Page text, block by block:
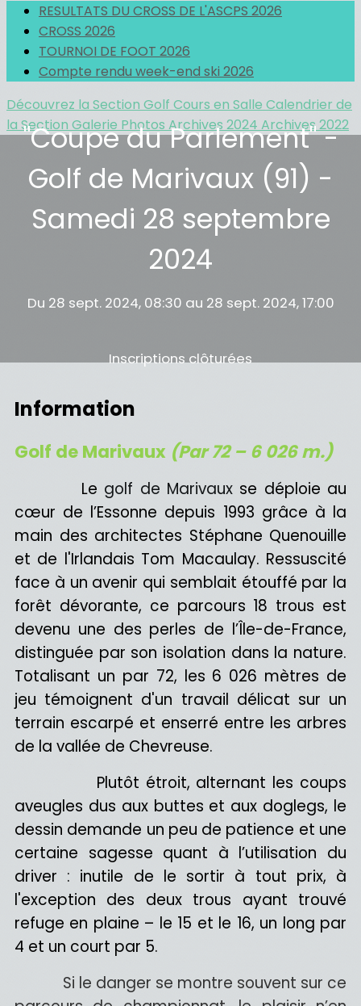
RESULTATS DU CROSS DE L'ASCPS 2026
CROSS 2026
TOURNOI DE FOOT 2026
Compte rendu week-end ski 2026
Découvrez la Section Golf Cours en Salle Calendrier de
la Section Galerie Photos Archives 2024 Archives 2022
"Coupe du Parlement" -
Golf de Marivaux (91) -
Samedi 28 septembre
2024
Du 28 sept. 2024, 08:30 au 28 sept. 2024, 17:00
Inscriptions clôturées
Information
Golf de Marivaux (Par 72 – 6 026 m.)
Le golf de Marivaux se déploie au
cœur de l’Essonne depuis 1993 grâce à la
main des architectes Stéphane Quenouille
et de l'Irlandais Tom Macaulay. Ressuscité
face à un avenir qui semblait étouffé par la
forêt dévorante, ce parcours 18 trous est
devenu une des perles de l’Île-de-France,
distinguée par son isolation dans la nature.
Totalisant un par 72, les 6 026 mètres de
jeu témoignent d'un travail délicat sur un
terrain escarpé et enserré entre les arbres
de la vallée de Chevreuse.
Plutôt étroit, alternant les coups
aveugles dus aux buttes et aux doglegs, le
dessin demande un peu de patience et une
certaine sagesse quant à l’utilisation du
driver : inutile de le sortir à tout prix, à
l'exception des deux trous ayant trouvé
refuge en plaine – le 15 et le 16, un long par
4 et un court par 5.
Si le danger se montre souvent sur ce